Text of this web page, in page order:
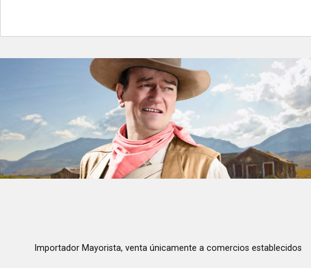
Importador Mayorista, venta únicamente a comercios establecidos